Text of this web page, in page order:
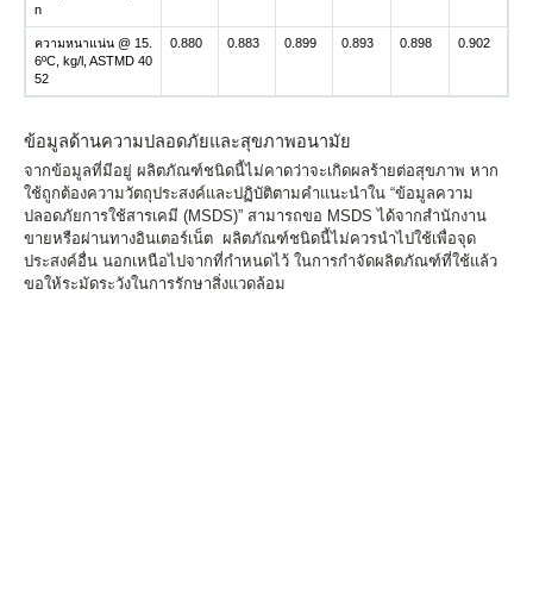
n
ความหนาแน่น @ 15.
6ºC, kg/l, ASTMD 40
52
0.880 0.883 0.899 0.893 0.898 0.902
ข้อมูลด้านความปลอดภัยและสุขภาพอนามัย
จากข้อมูลที่มีอยู่ ผลิตภัณฑ์ชนิดนี้ไม่คาดว่าจะเกิดผลร้ายต่อสุขภาพ หาก
ใช้ถูกต้องความวัตถุประสงค์และปฏิบัติตามคำแนะนำใน “ข้อมูลความ
ปลอดภัยการใช้สารเคมี (MSDS)” สามารถขอ MSDS ได้จากสำนักงาน
ขายหรือผ่านทางอินเตอร์เน็ต ผลิตภัณฑ์ชนิดนี้ไม่ควรนำไปใช้เพื่อจุด
ประสงค์อื่น นอกเหนือไปจากที่กำหนดไว้ ในการกำจัดผลิตภัณฑ์ที่ใช้แล้ว
ขอให้ระมัดระวังในการรักษาสิ่งแวดล้อม